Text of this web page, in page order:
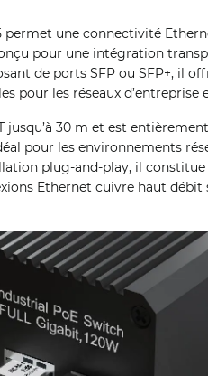
une connectivité
pour une intégration
de ports SFP ou SFP+, il
pour les réseaux d’entreprise
jusqu’à 30 m et est
pour les environnements
plug-and-play, il
Ethernet cuivre haut débit